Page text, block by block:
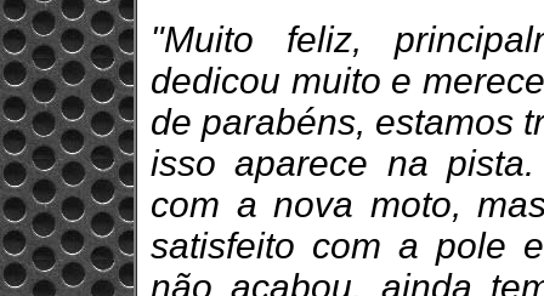
"Muito feliz,
dedicou muito e
de parabéns, estamos
isso aparece na
com a nova moto,
satisfeito com a pole
não acabou, ainda